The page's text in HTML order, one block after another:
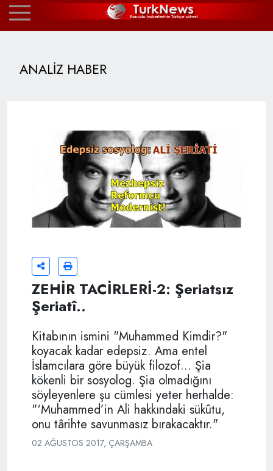
ANALİZ HABER
ZEHİR TACİRLERİ-2: Şeriatsız
Şeriatî..
Kitabının ismini "Muhammed Kimdir?"
koyacak kadar edepsiz. Ama entel
İslamcılara göre büyük filozof... Şia
kökenli bir sosyolog. Şia olmadığını
söyleyenlere şu cümlesi yeter herhalde:
"‘Muhammed’in Ali hakkındaki sükûtu,
onu târihte savunmasız bırakacaktır."
02 AĞUSTOS 2017, ÇARŞAMBA